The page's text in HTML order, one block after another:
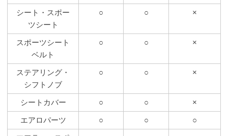
シート・スポー
ツシート
○ ○ ×
スポーツシート
ベルト
○ ○ ×
ステアリング・
シフトノブ
○ ○ ×
シートカバー ○ ○ ×
エアロパーツ ○ ○ ○